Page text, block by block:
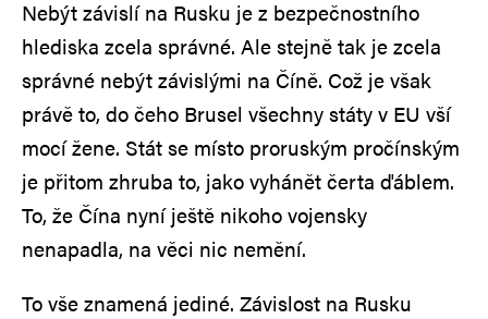
Nebýt závislí na Rusku je z bezpečnostního
hlediska zcela správné. Ale stejně tak je zcela
správné nebýt závislými na Číně. Což je však
právě to, do čeho Brusel všechny státy v EU vší
mocí žene. Stát se místo proruským pročínským
je přitom zhruba to, jako vyhánět čerta ďáblem.
To, že Čína nyní ještě nikoho vojensky
nenapadla, na věci nic nemění.
To vše znamená jediné. Závislost na Rusku